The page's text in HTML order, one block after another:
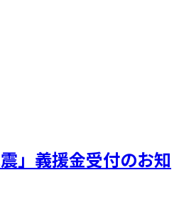
」義援金受付のお知